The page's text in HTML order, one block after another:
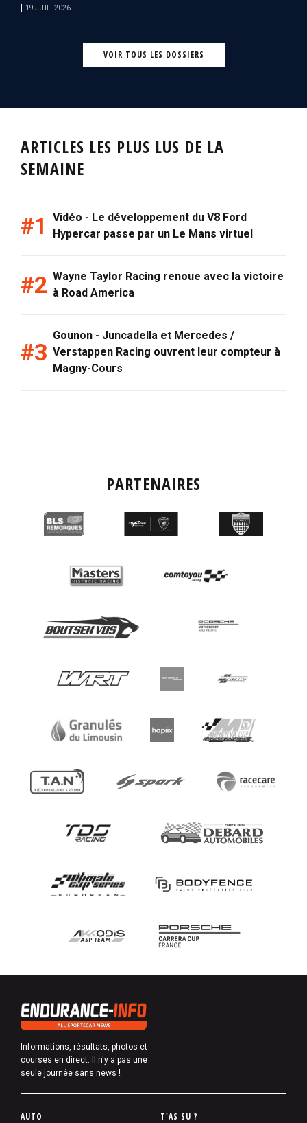
19 JUIL. 2026
VOIR TOUS LES DOSSIERS
ARTICLES LES PLUS LUS DE LA
SEMAINE
Vidéo - Le développement du V8 Ford
Hypercar passe par un Le Mans virtuel
Wayne Taylor Racing renoue avec la victoire
à Road America
Gounon - Juncadella et Mercedes /
Verstappen Racing ouvrent leur compteur à
Magny-Cours
PARTENAIRES
Informations, résultats, photos et
courses en direct. Il n'y a pas une
seule journée sans news !
P
AUTO T'AS SU ?